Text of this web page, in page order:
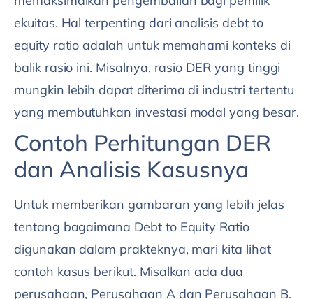
ekuitas. Hal terpenting dari analisis debt to
equity ratio adalah untuk memahami konteks di
balik rasio ini. Misalnya, rasio DER yang tinggi
mungkin lebih dapat diterima di industri tertentu
yang membutuhkan investasi modal yang besar.
Contoh Perhitungan DER
dan Analisis Kasusnya
Untuk memberikan gambaran yang lebih jelas
tentang bagaimana Debt to Equity Ratio
digunakan dalam prakteknya, mari kita lihat
contoh kasus berikut. Misalkan ada dua
perusahaan, Perusahaan A dan Perusahaan B.